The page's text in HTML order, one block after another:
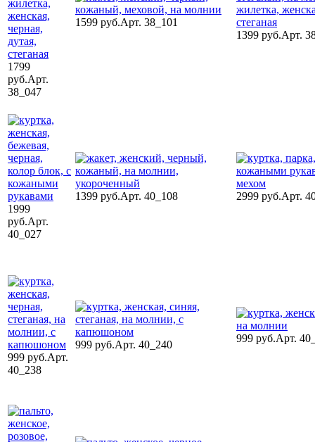
1799
руб.Арт.
38_047
1599 руб.Арт. 38_101
1399 руб.Арт.
1999
руб.Арт.
40_027
1399 руб.Арт. 40_108 2999 руб.Арт.
999 руб.Арт.
40_238
999 руб.Арт. 40_240
999 руб.Арт.